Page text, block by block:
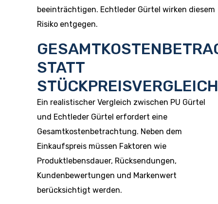
beeinträchtigen. Echtleder Gürtel wirken diesem
Risiko entgegen.
STATT
STÜCKPREISVERGLEICH
Ein realistischer Vergleich zwischen PU Gürtel
und Echtleder Gürtel erfordert eine
Gesamtkostenbetrachtung. Neben dem
Einkaufspreis müssen Faktoren wie
Produktlebensdauer, Rücksendungen,
Kundenbewertungen und Markenwert
berücksichtigt werden.